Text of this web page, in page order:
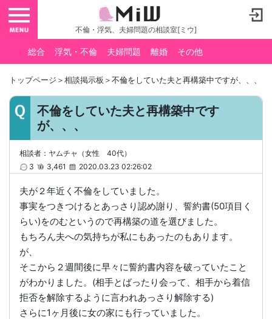
toggle navigation
不倫・浮気、夫婦問題の相談室[ミウ]
総合 浮気・不倫 夫婦問題 離婚 その他
トップページ ＞相談掲示板 ＞不倫をしていた夫と再構築中ですが、、、
不倫をしていた夫と再構築中です
が、、、
相談者：ヤムチャ（女性 40代）
3
3,461 2020.03.23 02:26:02
夫が２年近く不倫をしていました。
事実をつきつけるとあっさり認め謝り、誓約書(50項目く
らい)をのむというので再構築の道を選びました。
もちろん夫への気持ちが私にもあったのもあります。
が、
そこから２週間後に早々に誓約書内容を破っていたこと
がわかりました。(相手とばったり会って、相手から着信
拒否を解除するように言われあっさり解除する)
さらに1ヶ月後に女の家にも行っていました。